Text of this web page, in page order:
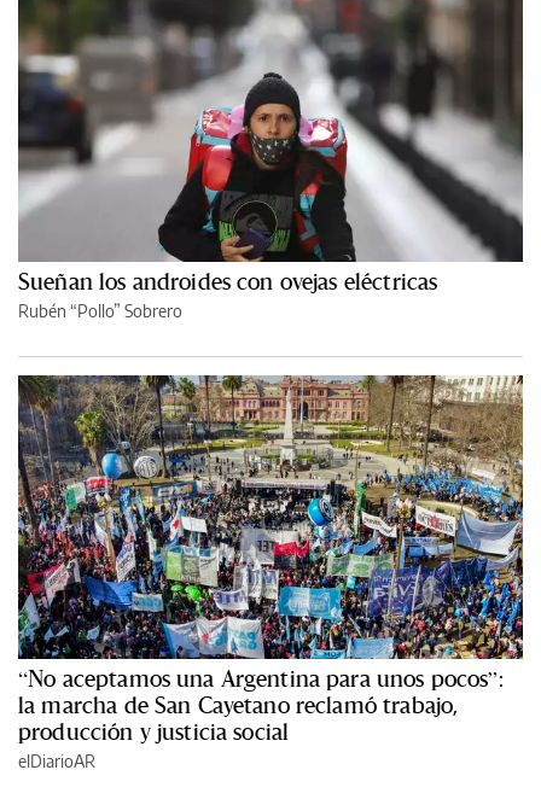
Sueñan los androides con ovejas eléctricas
Rubén “Pollo” Sobrero
“No aceptamos una Argentina para unos pocos”:
la marcha de San Cayetano reclamó trabajo,
producción y justicia social
elDiarioAR